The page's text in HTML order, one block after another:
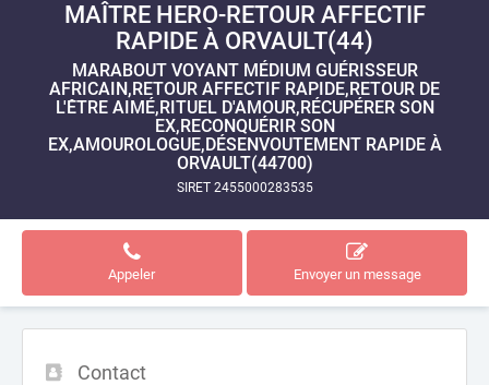
MAÎTRE HERO-RETOUR AFFECTIF
RAPIDE À ORVAULT(44)
MARABOUT VOYANT MÉDIUM GUÉRISSEUR
AFRICAIN,RETOUR AFFECTIF RAPIDE,RETOUR DE
L'ÊTRE AIMÉ,RITUEL D'AMOUR,RÉCUPÉRER SON
EX,RECONQUÉRIR SON
EX,AMOUROLOGUE,DÉSENVOUTEMENT RAPIDE À
ORVAULT(44700)
SIRET 2455000283535
Appeler Envoyer un message
Contact